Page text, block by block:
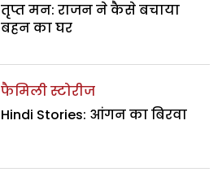
तृप्त मन: राजन ने कैसे बचाया
बहन का घर
फैमिली स्टोरीज
Hindi Stories: आंगन का बिरवा